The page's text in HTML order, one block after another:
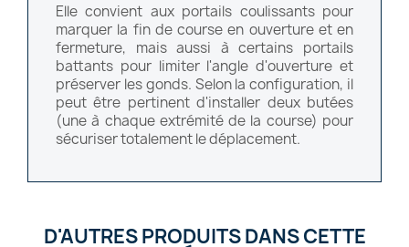
Elle convient aux portails coulissants pour
marquer la fin de course en ouverture et en
fermeture, mais aussi à certains portails
battants pour limiter l'angle d'ouverture et
préserver les gonds. Selon la configuration, il
peut être pertinent d'installer deux butées
(une à chaque extrémité de la course) pour
sécuriser totalement le déplacement.
D'AUTRES PRODUITS DANS CETTE